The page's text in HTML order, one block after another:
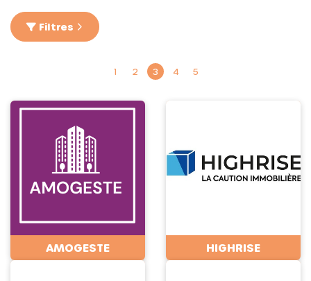
Filtres
1 2 3 4 5
AMOGESTE HIGHRISE